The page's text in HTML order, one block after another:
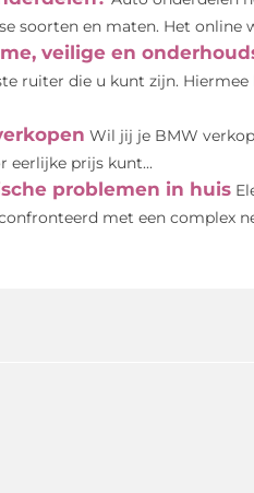
soorten en maten. Het online
veilige en
ruiter die u kunt zijn.
Wil jij je BMW
eerlijke prijs kunt...
problemen in huis
met een complex